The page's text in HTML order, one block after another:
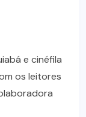
e cinéfila
os leitores